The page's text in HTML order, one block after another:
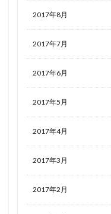
2017年8月
2017年7月
2017年6月
2017年5月
2017年4月
2017年3月
2017年2月